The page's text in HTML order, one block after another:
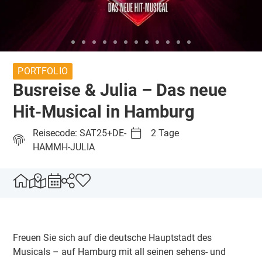
PORTFOLIO
Busreise & Julia – Das neue
Hit-Musical in Hamburg
Reisecode: SAT25+DE-
HAMMH-JULIA
2 Tage
Freuen Sie sich auf die deutsche Hauptstadt des
Musicals – auf Hamburg mit all seinen sehens- und